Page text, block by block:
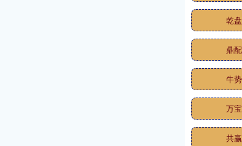
乾
鼎
牛
万
共